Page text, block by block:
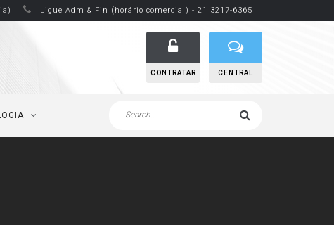
Ligue Adm & Fin (horário comercial) - 21 3217-6365
CONTRATAR CENTRAL